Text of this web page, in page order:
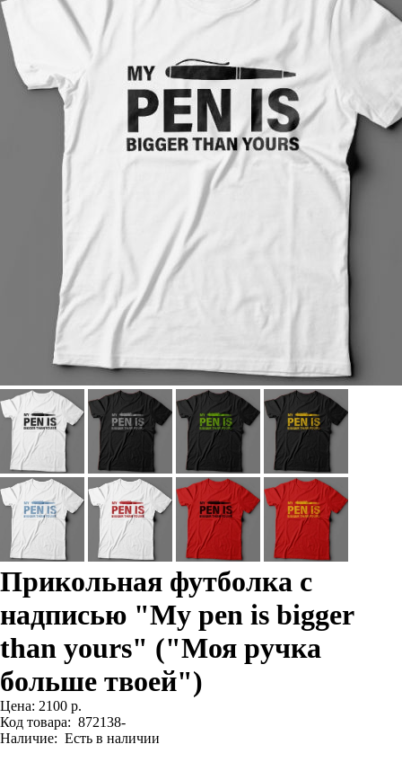
Прикольная футболка с
надписью "My pen is bigger
than yours" ("Моя ручка
больше твоей")
Цена: 2100 р.
Код товара: 872138-
Наличие: Есть в наличии